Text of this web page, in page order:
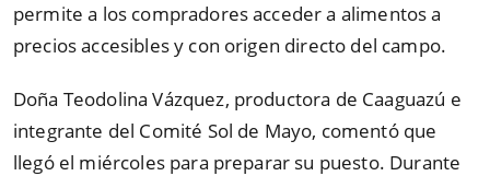
permite a los compradores acceder a alimentos a
precios accesibles y con origen directo del campo.
Doña Teodolina Vázquez, productora de Caaguazú e
integrante del Comité Sol de Mayo, comentó que
llegó el miércoles para preparar su puesto. Durante